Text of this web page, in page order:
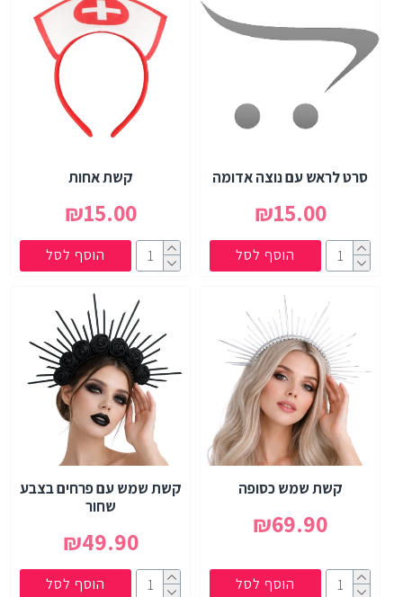
סרט לראש עם נוצה אדומה
₪15.00
הוסף לסל
קשת אחות
₪15.00
הוסף לסל
קשת שמש כסופה
₪69.90
הוסף לסל
קשת שמש עם פרחים בצבע
שחור
₪49.90
הוסף לסל